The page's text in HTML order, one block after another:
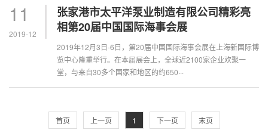
11
2019-12
张家港市太平洋泵业制造有限公司精彩亮
相第20届中国国际海事会展
2019年12月3日-6日，第20届中国国际海事会展在上海新国际博
览中心隆重举行。在本届展会上，全球近2100家企业欢聚一
堂，与来自30多个国家和地区的约650···
首页 上一页 1 下一页 末页